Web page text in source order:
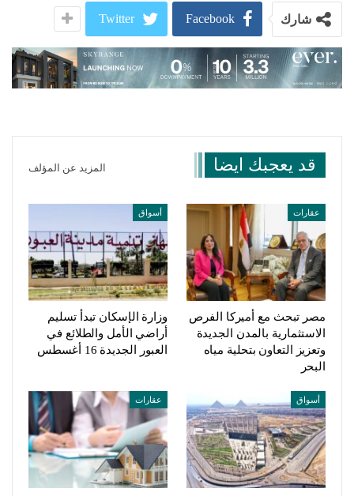
شارك Facebook
Twitter
قد يعجبك ايضا المزيد عن المؤلف
عقارات
مصر تبحث مع أميركا الفرص
الاستثمارية بالمدن الجديدة
وتعزيز التعاون بتحلية مياه
البحر
أسواق
وزارة الإسكان تبدأ تسليم
أراضي الأمل والطلائع في
العبور الجديدة 16 أغسطس
أسواق عقارات